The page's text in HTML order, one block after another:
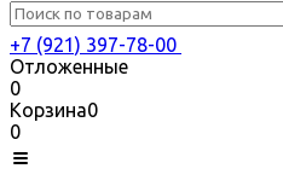
+7 (921) 397-78-00
Отложенные
0
Корзина0
0